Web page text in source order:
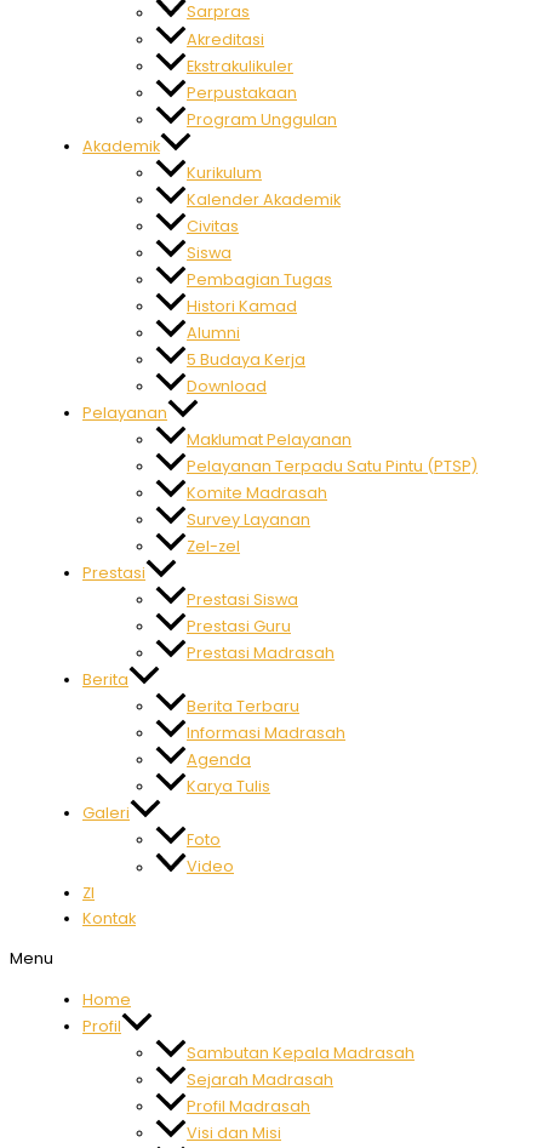
Sarpras
Akreditasi
Ekstrakulikuler
Perpustakaan
Program Unggulan
Akademik
Kurikulum
Kalender Akademik
Civitas
Siswa
Pembagian Tugas
Histori Kamad
Alumni
5 Budaya Kerja
Download
Pelayanan
Maklumat Pelayanan
Pelayanan Terpadu Satu Pintu (PTSP)
Komite Madrasah
Survey Layanan
Zel-zel
Prestasi
Prestasi Siswa
Prestasi Guru
Prestasi Madrasah
Berita
Berita Terbaru
Informasi Madrasah
Agenda
Karya Tulis
Galeri
Foto
Video
ZI
Kontak
Menu
Home
Profil
Sambutan Kepala Madrasah
Sejarah Madrasah
Profil Madrasah
Visi dan Misi